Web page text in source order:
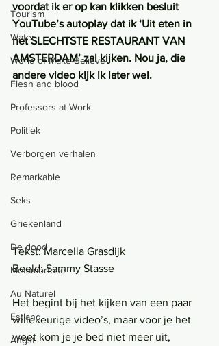
Tourism
Water
World of Make-Believe
Flesh and blood
Professors at Work
Politiek
Verborgen verhalen
Remarkable
Seks
Griekenland
De dood
Metamorfose
Au Naturel
Estland
Angst
voordat ik er op kan klikken besluit
YouTube’s autoplay dat ik ‘Uit eten in
het SLECHTSTE RESTAURANT VAN
AMSTERDAM’ zal kijken. Nou ja, die
andere video kijk ik later wel.
Tekst: Marcella Grasdijk
Beeld: Sammy Stasse
Het begint bij het kijken van een paar
willekeurige video’s, maar voor je het
weet kom je je bed niet meer uit,